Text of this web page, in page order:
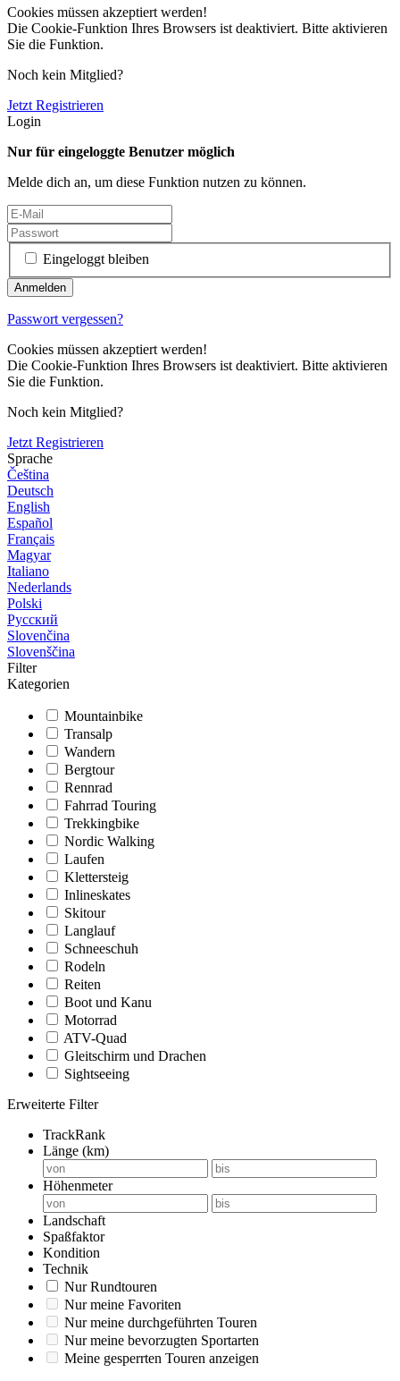
Cookies müssen akzeptiert werden!
Die Cookie-Funktion Ihres Browsers ist deaktiviert. Bitte aktivieren
Sie die Funktion.
Noch kein Mitglied?
Jetzt Registrieren
Login
Nur für eingeloggte Benutzer möglich
Melde dich an, um diese Funktion nutzen zu können.
Eingeloggt bleiben
Passwort vergessen?
Cookies müssen akzeptiert werden!
Die Cookie-Funktion Ihres Browsers ist deaktiviert. Bitte aktivieren
Sie die Funktion.
Noch kein Mitglied?
Jetzt Registrieren
Sprache
Čeština
Deutsch
English
Español
Français
Magyar
Italiano
Nederlands
Polski
Русский
Slovenčina
Slovenščina
Filter
Kategorien
Mountainbike
Transalp
Wandern
Bergtour
Rennrad
Fahrrad Touring
Trekkingbike
Nordic Walking
Laufen
Klettersteig
Inlineskates
Skitour
Langlauf
Schneeschuh
Rodeln
Reiten
Boot und Kanu
Motorrad
ATV-Quad
Gleitschirm und Drachen
Sightseeing
Erweiterte Filter
TrackRank
Länge (km)
Höhenmeter
Landschaft
Spaßfaktor
Kondition
Technik
Nur Rundtouren
Nur meine Favoriten
Nur meine durchgeführten Touren
Nur meine bevorzugten Sportarten
Meine gesperrten Touren anzeigen